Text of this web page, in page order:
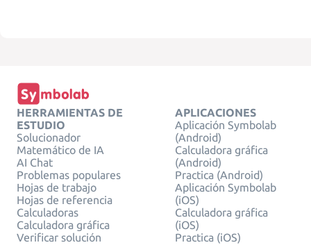
HERRAMIENTAS DE
ESTUDIO
Solucionador
Matemático de IA
AI Chat
Problemas populares
Hojas de trabajo
Hojas de referencia
Calculadoras
Calculadora gráfica
Verificar solución
APLICACIONES
Aplicación Symbolab
(Android)
Calculadora gráfica
(Android)
Practica (Android)
Aplicación Symbolab
(iOS)
Calculadora gráfica
(iOS)
Practica (iOS)